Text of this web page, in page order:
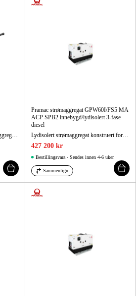
Pramac strømaggregat GPW60I/FS5 MA
ACP SPB2 innebygd/lydisolert 3-fase
diesel
427 200 kr
Bestillingsvara - Sendes innen 4-6 uker
Sammenlign